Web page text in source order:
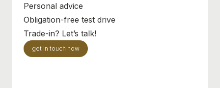
Personal advice
Obligation-free test drive
Trade-in? Let’s talk!
get in touch now